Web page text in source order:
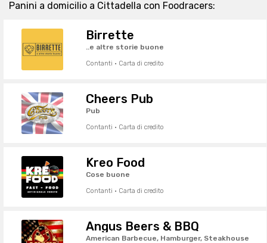
Panini a domicilio a Cittadella con Foodracers:
Birrette
..e altre storie buone
Contanti · Carta di credito
Cheers Pub
Pub
Contanti · Carta di credito
Kreo Food
Cose buone
Contanti · Carta di credito
Angus Beers & BBQ
American Barbecue, Hamburger, Steakhouse